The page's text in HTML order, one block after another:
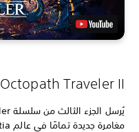
Octopath Traveler II